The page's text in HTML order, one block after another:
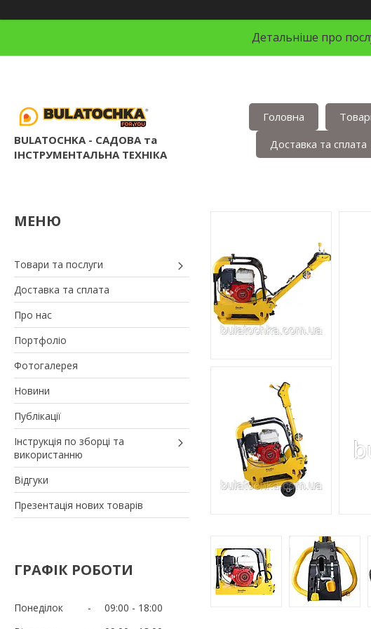
Детальніше про
BULATOCHKA - САДОВА та
ІНСТРУМЕНТАЛЬНА ТЕХНІКА
Головна
Доставка та сплата
Товари та послуги
Доставка та сплата
Про нас
Портфоліо
Фотогалерея
Новини
Публікації
Інструкція по зборці та
використанню
Відгуки
Презентація нових товарів
ГРАФІК РОБОТИ
Понеділок 09:00
18:00